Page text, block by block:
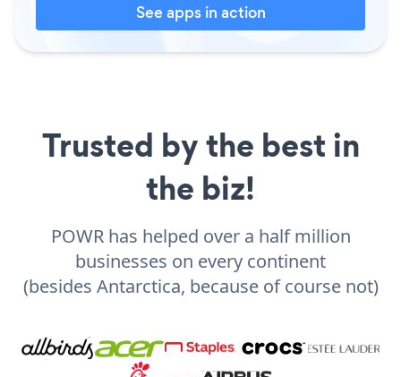
See apps in action
Trusted by the best in
the biz!
POWR has helped over a half million
businesses on every continent
(besides Antarctica, because of course not)